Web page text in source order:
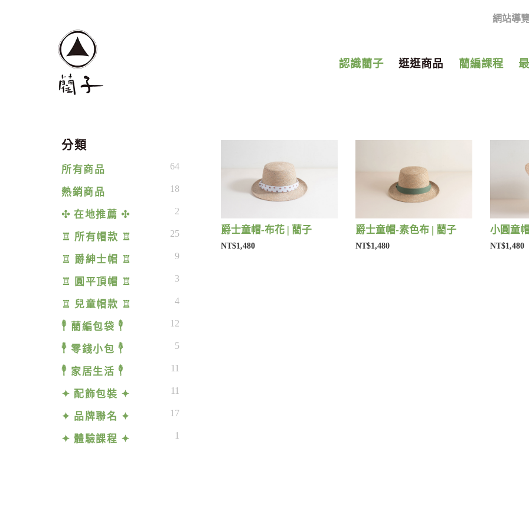
網站導
認識藺子 逛逛商品 藺編課程
分類
所有商品 64
熱銷商品 18
✣ 在地推薦 ✣ 2
♖ 所有帽款 ♖ 25
♖ 爵紳士帽 ♖ 9
♖ 圓平頂帽 ♖ 3
♖ 兒童帽款 ♖ 4
𓇣 藺編包袋 𓇣 12
𓇣 零錢小包 𓇣 5
𓇣 家居生活 𓇣 11
✦ 配飾包裝 ✦ 11
✦ 品牌聯名 ✦ 17
✦ 體驗課程 ✦ 1
爵士童帽-布花 | 藺子
NT$1,480
爵士童帽-素色布 | 藺子
NT$1,480
小圓童
NT$1,480